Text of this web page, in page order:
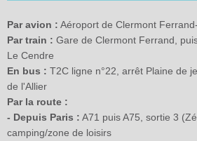
Par avion : Aéroport de Clermont
Par train : Gare de Clermont Ferrand,
Le Cendre
En bus : T2C ligne n°22, arrêt Plaine de
de l'Allier
Par la route :
- Depuis Paris : A71 puis A75, sortie 3
camping/zone de loisirs